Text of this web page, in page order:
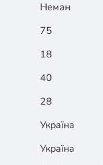
Неман
75
18
40
28
Україна
Україна